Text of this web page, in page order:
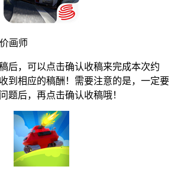
画师
，可以点击确认收稿来完成本次约
到相应的稿酬！需要注意的是，一定要
题后，再点击确认收稿哦！